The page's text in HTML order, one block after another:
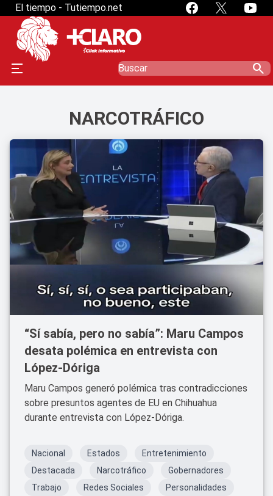
El tiempo - Tutiempo.net
search
NARCOTRÁFICO
“Sí sabía, pero no sabía”: Maru Campos
desata polémica en entrevista con
López-Dóriga
Maru Campos generó polémica tras contradicciones
sobre presuntos agentes de EU en Chihuahua
durante entrevista con López-Dóriga.
Nacional Estados
Entretenimiento
Destacada
Narcotráfico
Gobernadores
Trabajo
Redes Sociales Personalidades